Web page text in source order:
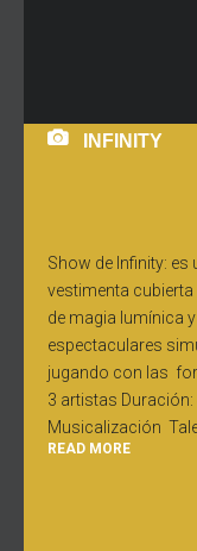
INFINITY
Show de Infinity:
vestimenta
de magia lumínica
espectaculares
jugando con las
3 artistas Duración:
Musicalización
READ MORE